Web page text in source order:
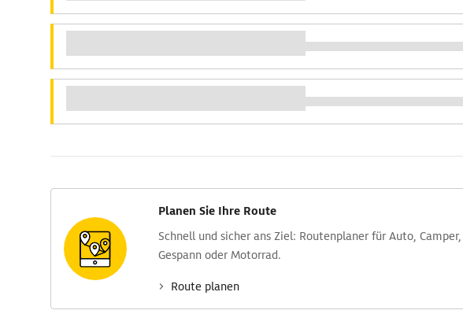
Planen Sie Ihre Route
Schnell und sicher ans Ziel: Routen­planer für Auto, Camper,
Gespann oder Motorrad.
Route planen